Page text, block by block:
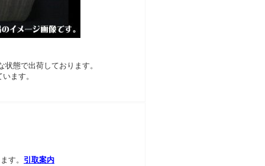
態で出荷しております。
ます。
す。 引取案内